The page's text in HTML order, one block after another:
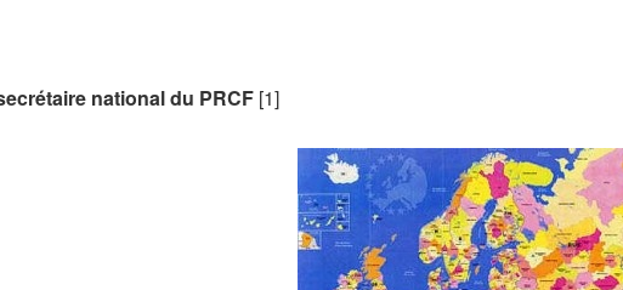
national du PRCF [1]